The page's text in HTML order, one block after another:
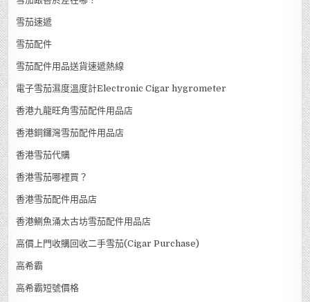
雪茄火機補充氣體 lighter gas
雪茄班
雪茄箱Cigar Humidor
雪茄網購
雪茄網購香港
雪茄課程
雪茄跟香菸差在哪？
雪茄速遞
雪茄配件
雪茄配件用品送貨速遞熱線
電子雪茄濕度溫度計Electronic Cigar hygrometer
香港九龍旺角雪茄配件用品店
香港銅鑼灣雪茄配件用品店
香港雪茄代購